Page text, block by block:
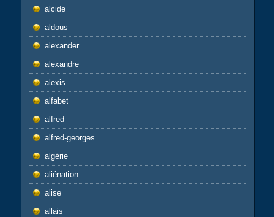
alcide
aldous
alexander
alexandre
alexis
alfabet
alfred
alfred-georges
algérie
aliénation
alise
allais